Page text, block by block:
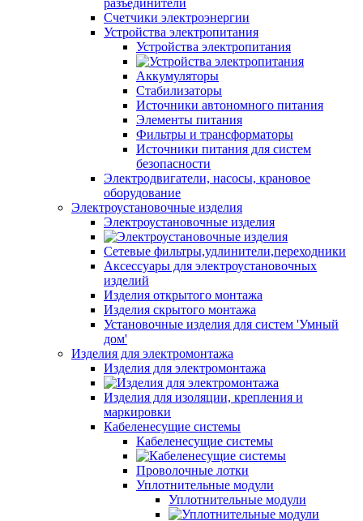
разъединители
Счетчики электроэнергии
Устройства электропитания
Устройства электропитания
Аккумуляторы
Стабилизаторы
Источники автономного питания
Элементы питания
Фильтры и трансформаторы
Источники питания для систем
безопасности
Электродвигатели, насосы, крановое
оборудование
Электроустановочные изделия
Электроустановочные изделия
Сетевые фильтры,удлинители,переходники
Аксессуары для электроустановочных
изделий
Изделия открытого монтажа
Изделия скрытого монтажа
Установочные изделия для систем 'Умный
дом'
Изделия для электромонтажа
Изделия для электромонтажа
Изделия для изоляции, крепления и
маркировки
Кабеленесущие системы
Кабеленесущие системы
Проволочные лотки
Уплотнительные модули
Уплотнительные модули